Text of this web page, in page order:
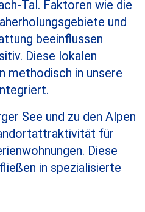
Tal. Faktoren wie die
und
beeinflussen
Diese lokalen
methodisch in unsere
See und zu den Alpen
für
Diese
in spezialisierte